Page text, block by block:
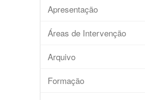
Apresentação
Áreas de Intervenção
Arquivo
Formação